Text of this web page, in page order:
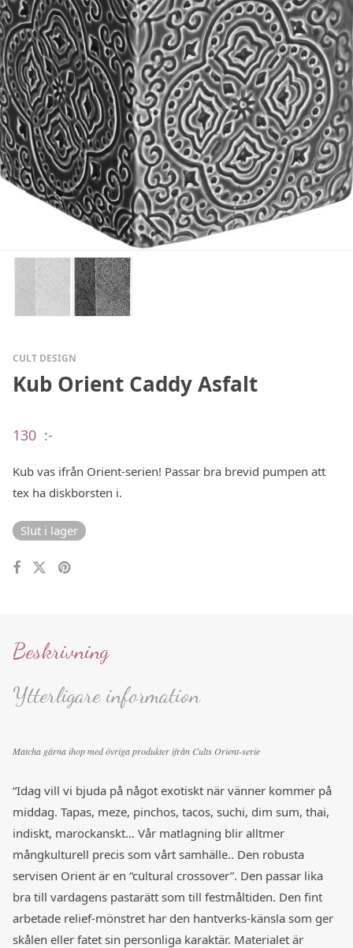
CULT DESIGN
Kub Orient Caddy Asfalt
130 :-
Kub vas ifrån Orient-serien! Passar bra brevid pumpen att
tex ha diskborsten i.
Slut i lager
Beskrivning
Ytterligare information
Matcha gärna ihop med övriga produkter ifrån Cults Orient-serie
“Idag vill vi bjuda på något exotiskt när vänner kommer på
middag. Tapas, meze, pinchos, tacos, suchi, dim sum, thai,
indiskt, marockanskt… Vår matlagning blir alltmer
mångkulturell precis som vårt samhälle.. Den robusta
servisen Orient är en “cultural crossover”. Den passar lika
bra till vardagens pastarätt som till festmåltiden. Den fint
arbetade relief-mönstret har den hantverks-känsla som ger
skålen eller fatet sin personliga karaktär. Materialet är